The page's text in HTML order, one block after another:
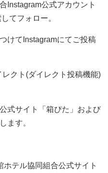
Instagram公式アカウント
てフォロー。
けてInstagramにてご投稿
クト(ダイレクト投稿機能)
式サイト「箱ぴた」および
ます。
テル協同組合公式サイト